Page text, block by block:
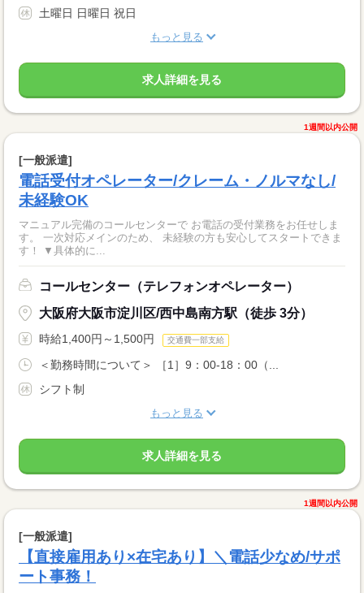
土曜日 日曜日 祝日
もっと見る
求人詳細を見る
1週間以内公開
[一般派遣]
電話受付オペレーター/クレーム・ノルマなし/
未経験OK
マニュアル完備のコールセンターで お電話の受付業務をお任せしま
す。 一次対応メインのため、 未経験の方も安心してスタートできま
す！ ▼具体的に...
コールセンター（テレフォンオペレーター）
大阪府大阪市淀川区/西中島南方駅（徒歩 3分）
時給1,400円～1,500円 交通費一部支給
＜勤務時間について＞ ［1］9：00-18：00（...
シフト制
もっと見る
求人詳細を見る
1週間以内公開
[一般派遣]
【直接雇用あり×在宅あり】＼電話少なめ/サポ
ート事務！